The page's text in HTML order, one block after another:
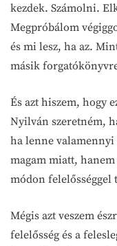
kezdek. Számolni.
Megpróbálom
és mi lesz, ha az.
másik
És azt hiszem, hogy
Nyilván szeretném,
ha lenne
magam miatt,
módon felelősséggel
Mégis azt veszem
felelősség és a